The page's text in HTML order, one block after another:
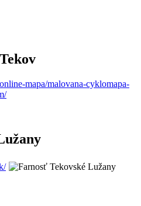
mapa/malovana-cyklomapa-